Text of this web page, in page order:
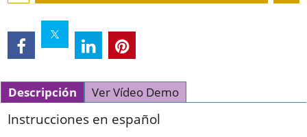
Descripción Ver Vídeo Demo
Instrucciones en español